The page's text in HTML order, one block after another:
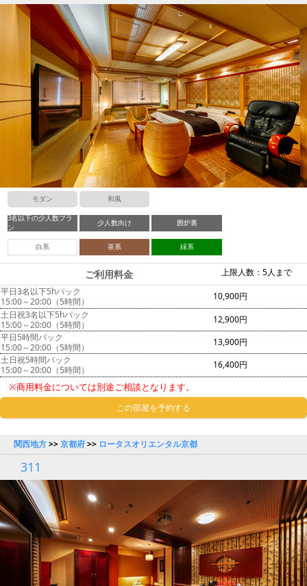
モダン 和風
3名以下の少人数プラ
ン
少人数向け 囲炉裏
白系 茶系 緑系
上限人数：5人まで
ご利用料金
平日3名以下5hパック
15:00～20:00（5時間）
10,900円
土日祝3名以下5hパック
15:00～20:00（5時間）
12,900円
平日5時間パック
15:00～20:00（5時間）
13,900円
土日祝5時間パック
15:00～20:00（5時間）
16,400円
※商用料金については別途ご相談となります。
この部屋を予約する
関西地方>>京都府>> ロータスオリエンタル京都
311